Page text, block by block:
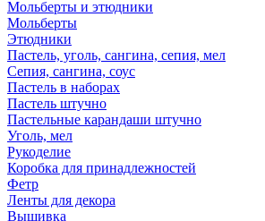
Мольберты и этюдники
Мольберты
Этюдники
Пастель, уголь, сангина, сепия, мел
Сепия, сангина, соус
Пастель в наборах
Пастель штучно
Пастельные карандаши штучно
Уголь, мел
Рукоделие
Коробка для принадлежностей
Фетр
Ленты для декора
Вышивка